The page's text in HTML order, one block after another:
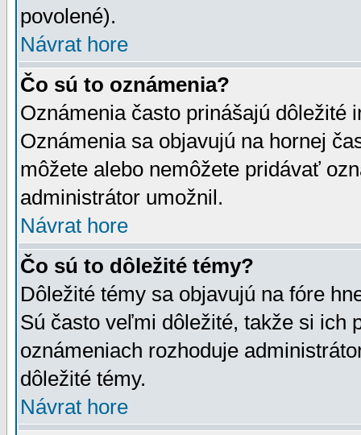
povolené).
Návrat hore
Čo sú to oznámenia?
Oznámenia často prinášajú dôležité
Oznámenia sa objavujú na hornej
môžete alebo nemôžete pridávať
administrátor umožnil.
Návrat hore
Čo sú to dôležité témy?
Dôležité témy sa objavujú na fóre
Sú často veľmi dôležité, takže si ich
oznámeniach rozhoduje
dôležité témy.
Návrat hore